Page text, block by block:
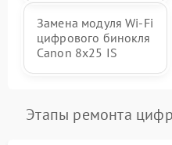
Замена модуля Wi-Fi
цифрового бинокля
Canon 8x25 IS
Этапы ремонта